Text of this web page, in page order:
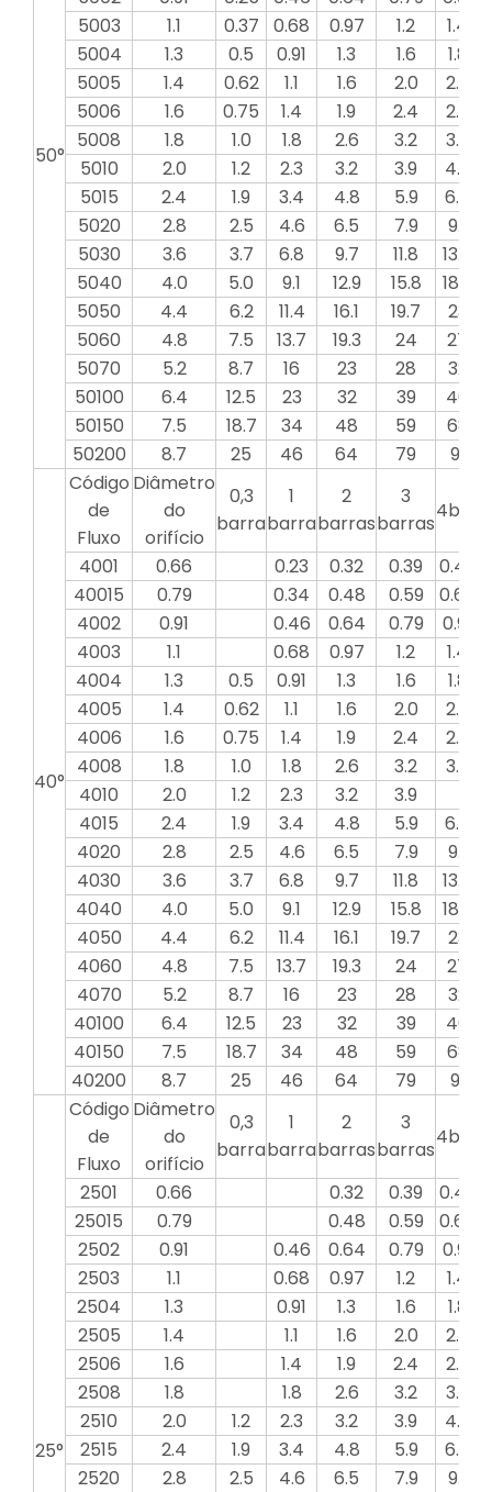
50°
5003
1.1 0.37 0.68 0.97 1.2 1.4
5004
1.3 0.5 0.91 1.3 1.6 1.8
5005
1.4 0.62 1.1 1.6 2.0 2.3
5006
1.6 0.75 1.4 1.9 2.4 2.7
5008
1.8 1.0 1.8 2.6 3.2 3.6
5010
2.0 1.2 2.3 3.2 3.9 4.6
5015
2.4 1.9 3.4 4.8 5.9 6.8
5020
2.8 2.5 4.6 6.5 7.9 9.1
5030
3.6 3.7 6.8 9.7 11.8 13.7
5040
4.0 5.0 9.1 12.9 15.8 18.2
5050
4.4 6.2 11.4 16.1 19.7 23
5060
4.8 7.5 13.7 19.3 24
27
5070
5.2 8.7 16 23 28 32
50100
6.4 12.5 23 32 39
46
50150
7.5 18.7 34 48 59 68
50200
8.7 25 46 64 79 91
40°
Código
de
Fluxo
Diâmetro
do
orifício
0,3
barra
1
barra
2
barras
3
barras
4bar
4001 0.66 0.23 0.32 0.39 0.46
40015
0.79 0.34 0.48 0.59 0.68
4002
0.91 0.46 0.64 0.79 0.91
4003
1.1 0.68 0.97 1.2 1.4
4004
1.3 0.5 0.91 1.3 1.6 1.8
4005
1.4 0.62 1.1 1.6 2.0 2.3
4006
1.6 0.75 1.4 1.9 2.4 2.7
4008
1.8 1.0 1.8 2.6 3.2 3.6
4010
2.0 1.2 2.3 3.2 3.9
4015
2.4 1.9 3.4 4.8 5.9 6.8
4020
2.8 2.5 4.6 6.5 7.9 9.1
4030
3.6 3.7 6.8 9.7 11.8 13.7
4040
4.0 5.0 9.1 12.9 15.8 18.2
4050
4.4 6.2 11.4 16.1 19.7 23
4060
4.8 7.5 13.7 19.3 24
27
4070
5.2 8.7 16 23 28 32
40100
6.4 12.5 23 32 39
46
40150
7.5 18.7 34 48 59 68
40200
8.7 25 46 64 79 91
25°
Código
de
Fluxo
Diâmetro
do
orifício
0,3
barra
1
barra
2
barras
3
barras
4bar
2501 0.66 0.32 0.39 0.46
25015
0.79 0.48 0.59 0.68
2502
0.91 0.46 0.64 0.79 0.91
2503
1.1 0.68 0.97 1.2 1.4
2504
1.3 0.91 1.3 1.6 1.8
2505
1.4 1.1 1.6 2.0 2.3
2506
1.6 1.4 1.9 2.4 2.7
2508
1.8 1.8 2.6 3.2 3.6
2510
2.0 1.2 2.3 3.2 3.9 4.6
2515
2.4 1.9 3.4 4.8 5.9 6.8
2520
2.8 2.5 4.6 6.5 7.9 9.1